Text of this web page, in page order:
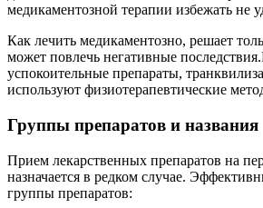
медикаментозной терапии избежать не
Как лечить медикаментозно, решает
может повлечь негативные последствия.
успокоительные препараты,
используют физиотерапевтические
Группы препаратов и названия
Прием лекарственных препаратов на
назначается в редком случае.
группы препаратов: